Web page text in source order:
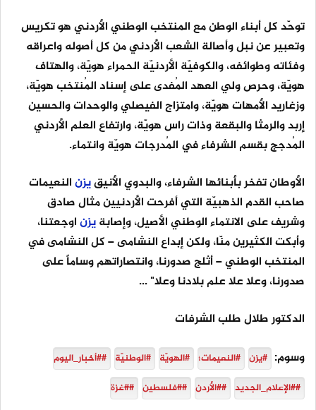
توحّد كل أبناء الوطن مع المنتخب الوطني الأردني هو تكريس
وتعبير عن نبل وأصالة الشعب الأردني من كل أصوله واعراقه
وفئاته وطوائفه، والكوفيّة الأردنيّة الحمراء هويّة، والهتاف
هويّة، وحرص ولي العهد المُفدى على إسناد المُنتخب هويّة،
وزغاريد الأمهات هويّة، وامتزاج الفيصلي والوحدات والحسين
إربد والرمثا والبقعة وذات راس هويّة، وارتفاع العلم الأردني
المُدجج بقسم الشرفاء في المُدرجات هويّة وانتماء.
الأوطان تفخر بأبنائها الشرفاء، والبدوي الأنيقيزنالنعيمات
صاحب القدم الذهبيّة التي أفرحت الأردنيين مثال صادق
وشريف على الانتماء الوطني الأصيل، وإصابةيزناوجعتنا،
وأبكت الكثيرين منّا، ولكن إبداع النشامى – كل النشامى في
المنتخب الوطني – أثلج صدورنا، وانتصاراتهم وساماً على
صدورنا، وعلا علا علم بلادنا وعلا" ...
الدكتور طلال طلب الشرفات
وسوم: #يزن #النعيمات؛ #الهويّة #الوطنيّة ##أخبار_اليوم
##الإعلام_الجديد ##الأردن ##فلسطين ##غزة